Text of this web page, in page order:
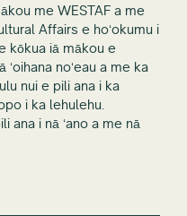
me WESTAF a me
Affairs e hoʻokumu i
kōkua iā mākou e
ʻoihana noʻeau a me ka
nui e pili ana i ka
i ka lehulehu.
ana i nā ʻano a me nā